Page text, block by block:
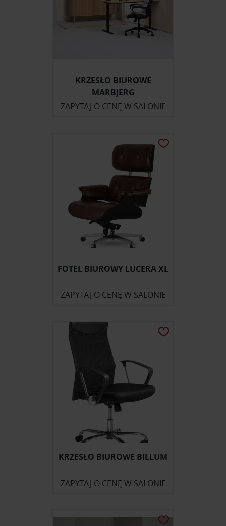
KRZESŁO BIUROWE
MARBJERG
ZAPYTAJ O CENĘ W SALONIE
FOTEL BIUROWY LUCERA XL
ZAPYTAJ O CENĘ W SALONIE
KRZESŁO BIUROWE BILLUM
ZAPYTAJ O CENĘ W SALONIE